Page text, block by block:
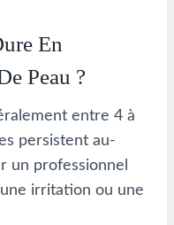
En
Peau ?
entre 4 à
persistent au-
un professionnel
irritation ou une